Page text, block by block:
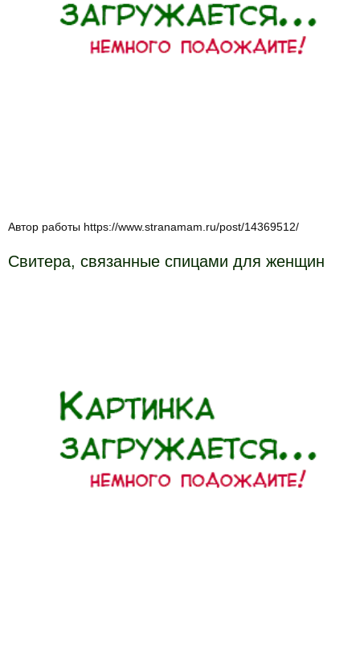
Автор работы https://www.stranamam.ru/post/14369512/
Свитера, связанные спицами для женщин